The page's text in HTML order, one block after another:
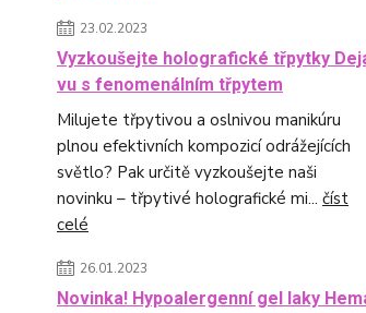
23.02.2023
Vyzkoušejte holografické třpytky
vu s fenomenálním třpytem
Milujete třpytivou a oslnivou manikúru
plnou efektivních kompozicí odrážejících
světlo? Pak určitě vyzkoušejte naši
novinku – třpytivé holografické mi... číst
celé
26.01.2023
Novinka! Hypoalergenní gel laky